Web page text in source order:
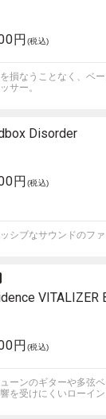
円 (税込)
損なうことなく、ベ
サー。
Disorder
円 (税込)
シブなサウンドのファ
VITALIZER
円 (税込)
ーンのギターや多弦
を受けにくいローイン